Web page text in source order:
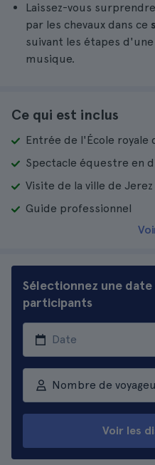
Laissez-vous
par les chevaux dans ce
suivant les étapes
musique.
Ce qui est inclus
Entrée de l'École
Spectacle équestre en
Visite de la ville de Jerez
Guide professionnel
Sélectionnez une
participants
Nombre de
Voir les